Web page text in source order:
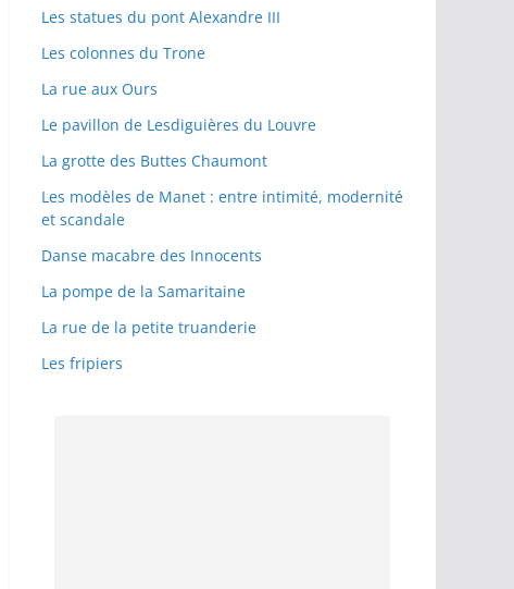
Les statues du pont Alexandre III
Les colonnes du Trone
La rue aux Ours
Le pavillon de Lesdiguières du Louvre
La grotte des Buttes Chaumont
Les modèles de Manet : entre intimité, modernité
et scandale
Danse macabre des Innocents
La pompe de la Samaritaine
La rue de la petite truanderie
Les fripiers